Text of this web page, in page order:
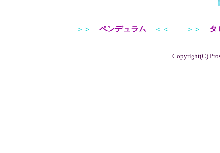
＞＞ ペンデュラム ＜＜ ＞＞ タ
Copyright(C)